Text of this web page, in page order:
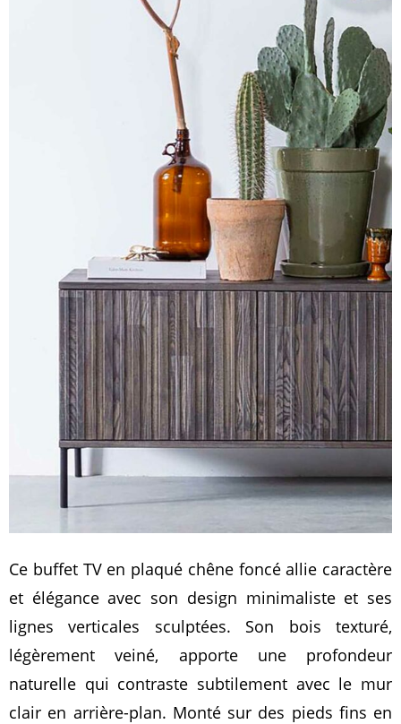
Ce buffet TV en plaqué chêne foncé allie caractère
et élégance avec son design minimaliste et ses
lignes verticales sculptées. Son bois texturé,
légèrement veiné, apporte une profondeur
naturelle qui contraste subtilement avec le mur
clair en arrière-plan. Monté sur des pieds fins en